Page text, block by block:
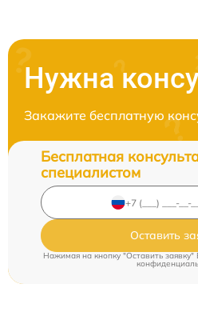
Нужна
Закажите бесплатную
Бесплатная
специалистом
Оставить
Нажимая на кнопку "Оставить заявку"